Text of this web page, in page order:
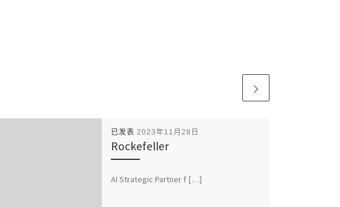
已发表 2023年11月28日
Rockefeller
AI Strategic Partner f […]